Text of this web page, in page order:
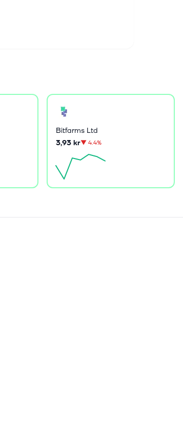
Bitfarms Ltd
3,93 kr▼4.4%